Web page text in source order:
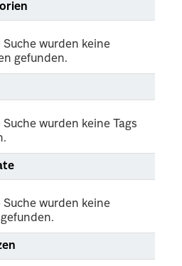
Suche wurden keine
gefunden.
Suche wurden keine Tags
Suche wurden keine